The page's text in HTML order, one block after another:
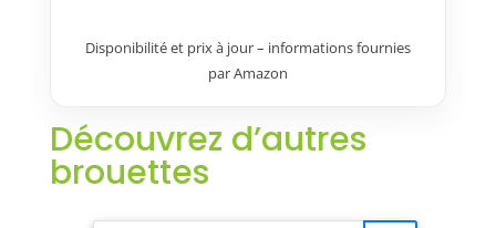
Disponibilité et prix à jour – informations fournies
par Amazon
Découvrez d’autres
brouettes